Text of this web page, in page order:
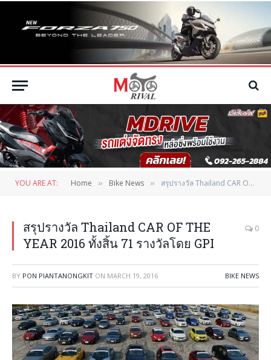
YOU ARE AT: Home » Bike News » สรุปรางวัล Thailand CAR OF THE YEAR 2016 ทั้งสิ้น 71 รางวัลโดย GPI
สรุปรางวัล Thailand CAR OF THE
YEAR 2016 ทั้งสิ้น 71 รางวัลโดย GPI
0
BY PON PIANTANONGKIT ON MARCH 19, 2016 BIKE NEWS